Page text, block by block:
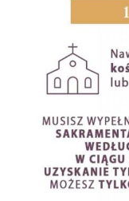
KONTAKT